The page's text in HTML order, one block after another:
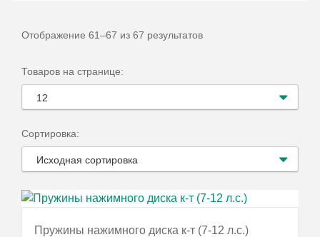
Отображение 61–67 из 67 результатов
Товаров на странице:
12
Сортировка:
Исходная сортировка
Пружины нажимного диска к-т (7-12 л.с.)